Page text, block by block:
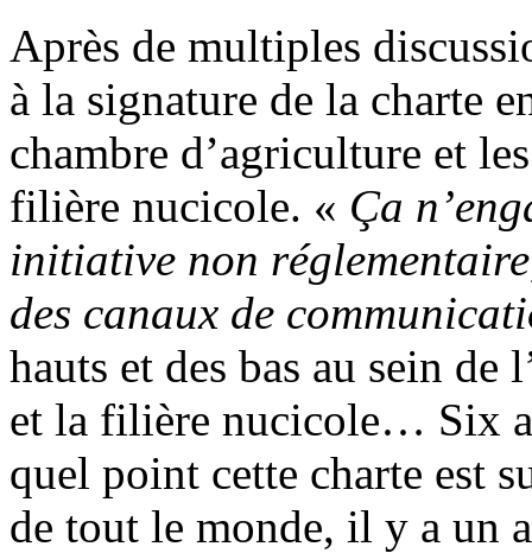
Après de multiples
à la signature de la charte
chambre d’agriculture et
filière nucicole. « Ça
initiative non
des canaux de
hauts et des bas au sein de
et la filière nucicole… Six
quel point cette charte est
de tout le monde, il y a un